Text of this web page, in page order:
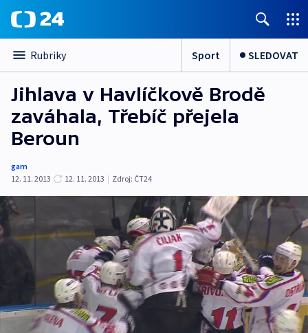
Rubriky Sport SLEDOVAT
Jihlava v Havlíčkově Brodě
zaváhala, Třebíč přejela
Beroun
gam
12. 11. 2013
12. 11. 2013 | Zdroj: ČT24